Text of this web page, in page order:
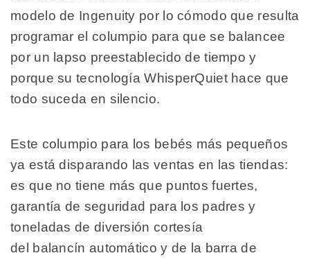
modelo de Ingenuity por lo cómodo que resulta
programar el columpio para que se balancee
por un lapso preestablecido de tiempo y
porque su tecnología WhisperQuiet hace que
todo suceda en silencio.
Este columpio para los bebés más pequeños
ya está disparando las ventas en las tiendas:
es que no tiene más que puntos fuertes,
garantía de seguridad para los padres y
toneladas de diversión cortesía
del balancín automático y de la barra de